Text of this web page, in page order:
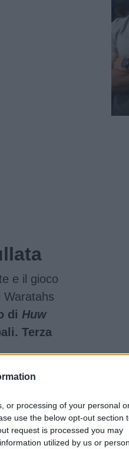
or processing of your personal
use the below opt-out section
request is processed you may
utilized by us or
e il gioco
di Huw
Terza